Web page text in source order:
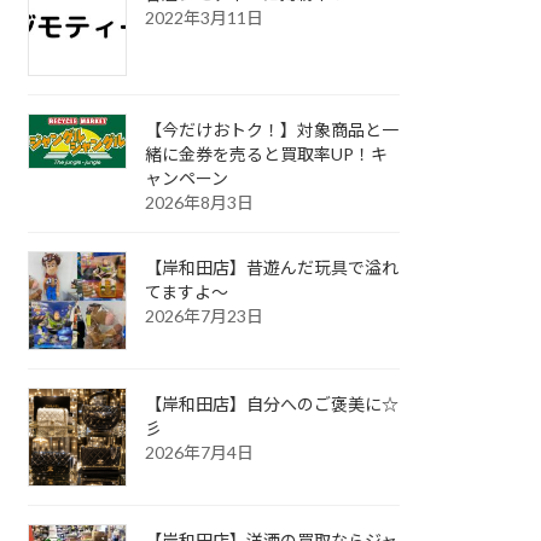
2022年3月11日
【今だけおトク！】対象商品と一
緒に金券を売ると買取率UP！キ
ャンペーン
2026年8月3日
【岸和田店】昔遊んだ玩具で溢れ
てますよ～
2026年7月23日
【岸和田店】自分へのご褒美に☆
彡
2026年7月4日